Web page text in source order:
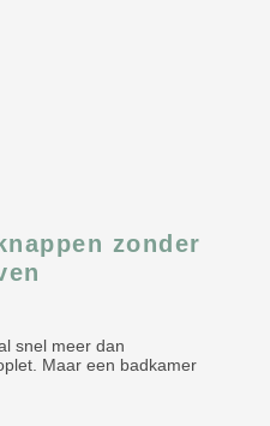
zonder
snel meer dan
Maar een badkamer